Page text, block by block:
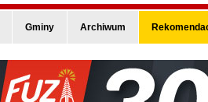
Gminy Archiwum